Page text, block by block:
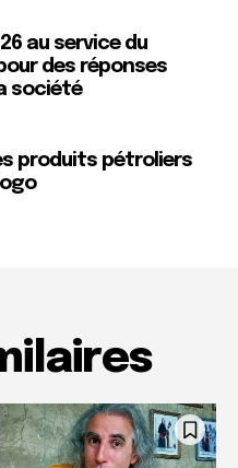
au service du
des réponses
société
produits pétroliers